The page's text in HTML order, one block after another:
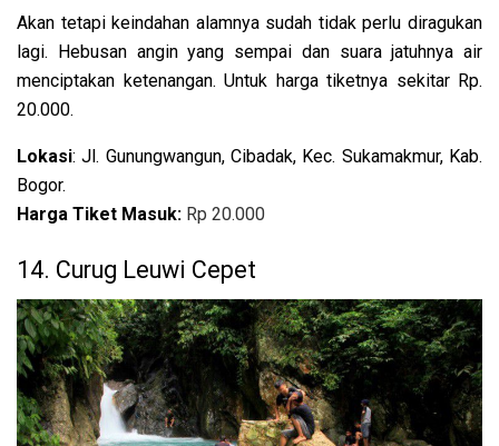
Akan tetapi keindahan alamnya sudah tidak perlu diragukan
lagi. Hebusan angin yang sempai dan suara jatuhnya air
menciptakan ketenangan. Untuk harga tiketnya sekitar Rp.
20.000.
Lokasi: Jl. Gunungwangun, Cibadak, Kec. Sukamakmur, Kab.
Bogor.
Harga Tiket Masuk: Rp 20.000
14. Curug Leuwi Cepet